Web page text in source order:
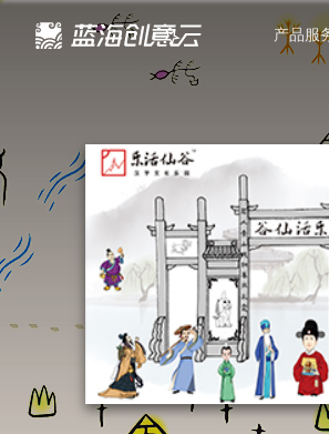
产品服